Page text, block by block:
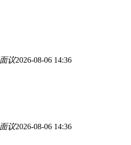
面议2026-08-06 14:36
面议2026-08-06 14:36